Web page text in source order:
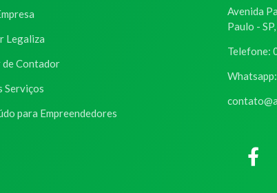
Legaliza
de Contador
Serviços
para Empreendedores
Avenida
Paulo -
Telefone: